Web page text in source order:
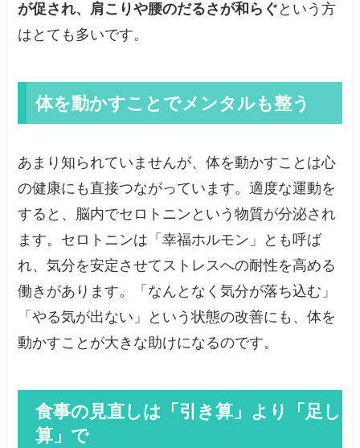
が促され、肩こりや腰のだるさが和らぐ という方
はとても多いです。
体を動かすことでメンタルも整う
あまり知られていませんが、体を動かすことは心
の健康にも直接つながっています。適度な運動を
すると、脳内でセロトニンという物質が分泌され
ます。セロトニンは「幸福ホルモン」とも呼ば
れ、気分を安定させてストレスへの耐性を高める
働きがあります。「なんとなく気分が落ち込む」
「やる気が出ない」という状態の改善にも、体を
動かすことが大きな助けになるのです。
食事の見直しは「引き算」より「足し
算」で